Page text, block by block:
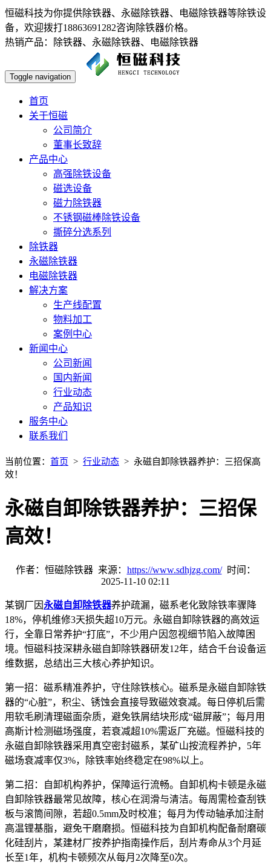
恒磁科技为你提供除铁器、永磁除铁器、电磁除铁器等除铁设
备，欢迎拨打18863691282咨询除铁器价格。
热销产品：除铁器、永磁除铁器、电磁除铁器
Toggle navigation
首页
关于恒磁
公司简介
董事长致辞
产品中心
高强除铁设备
磁选设备
磁力除铁器
不锈钢磁棒除铁设备
撕碎分选系列
除铁器
永磁除铁器
电磁除铁器
解决方案
生产线配置
物料加工
案例中心
新闻中心
公司新闻
国内新闻
行业动态
产品知识
服务中心
联系我们
当前位置： 首页 > 行业动态 > 永磁自卸除铁器养护：三招保高
效！
永磁自卸除铁器养护：三招保
高效！
作者：恒磁除铁器 来源： https://www.sdhjzg.com/时间：
2025-11-10 02:11
某钢厂因永磁自卸除铁器养护疏漏，磁系老化致除铁率骤降
18%，停机维修3天损失超10万元。永磁自卸除铁器的高效运
行，全靠日常养护“打底”，不少用户因忽视细节陷入故障困
境。恒磁科技深耕永磁自卸除铁器研发12年，结合千台设备运
维数据，总结出三大核心养护知识。
第一招：磁系精准养护，守住除铁核心。磁系是永磁自卸除铁
器的“心脏”，积尘、锈蚀会直接导致磁效衰减。每日停机后需
用软毛刷清理磁面杂质，避免铁屑结块形成“磁屏蔽”；每月用
高斯计检测磁场强度，若衰减超10%需返厂充磁。恒磁科技的
永磁自卸除铁器采用真空密封磁系，某矿山按流程养护， 5年
磁场衰减率仅3%，除铁率始终稳定在98%以上。
第二招：自卸机构养护，保障运行流畅。自卸机构卡顿是永磁
自卸除铁器最常见故障，核心在润滑与清洁。每周需检查刮铁
板与滚筒间隙，若超0.5mm及时校准；每月为传动轴承加注耐
高温锂基脂，避免干磨磨损。恒磁科技为自卸机构配备耐磨碳
化硅刮片，某建材厂按养护指南操作后，刮片寿命从3个月延
长至1年，机构卡顿频次从每月 2次降至0次。